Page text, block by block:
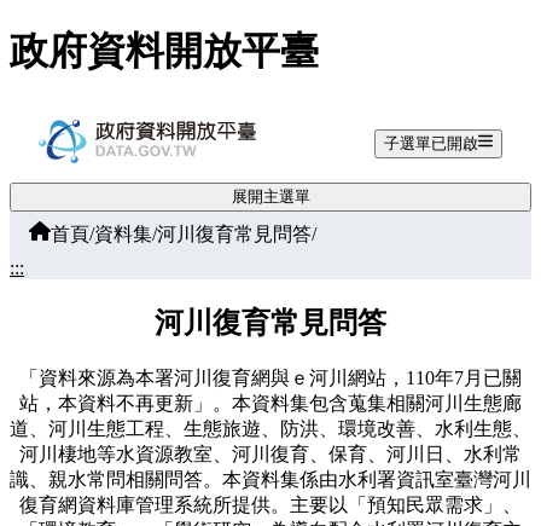
跳至主要內容
政府資料開放平臺
子選單已開啟
展開主選單
首頁/資料集/河川復育常見問答/
:::
河川復育常見問答
「資料來源為本署河川復育網與ｅ河川網站，110年7月已關
站，本資料不再更新」。本資料集包含蒐集相關河川生態廊
道、河川生態工程、生態旅遊、防洪、環境改善、水利生態、
河川棲地等水資源教室、河川復育、保育、河川日、水利常
識、親水常問相關問答。本資料集係由水利署資訊室臺灣河川
復育網資料庫管理系統所提供。主要以「預知民眾需求」、